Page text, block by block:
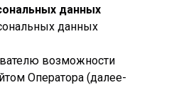
данных
данных
возможности
Оператора (далее-